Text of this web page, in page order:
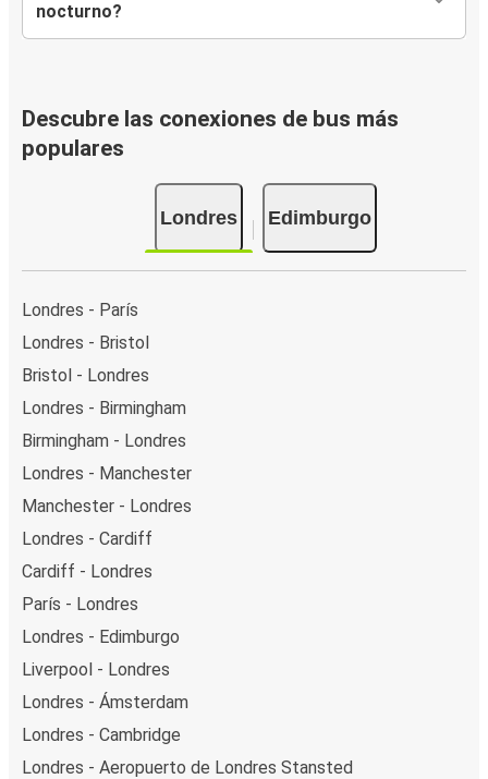
nocturno?
Descubre las conexiones de bus más
populares
Londres Edimburgo
Londres - París
Londres - Bristol
Bristol - Londres
Londres - Birmingham
Birmingham - Londres
Londres - Manchester
Manchester - Londres
Londres - Cardiff
Cardiff - Londres
París - Londres
Londres - Edimburgo
Liverpool - Londres
Londres - Ámsterdam
Londres - Cambridge
Londres - Aeropuerto de Londres Stansted